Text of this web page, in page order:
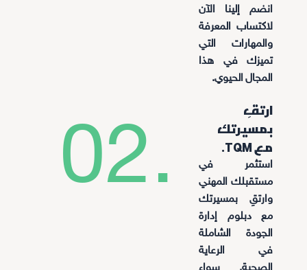
انضم إلينا الآن
لاكتساب المعرفة
والمهارات التي
تميزك في هذا
المجال الحيوي.
02.
ارتقِ
بمسيرتك
مع TQM.
استثمر في
مستقبلك المهني
وارتقِ بمسيرتك
مع دبلوم إدارة
الجودة الشاملة
في الرعاية